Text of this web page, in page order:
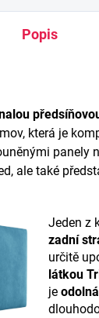
Popis
která je
panely
ale také
Jeden z
zadní
určitě
látkou
je